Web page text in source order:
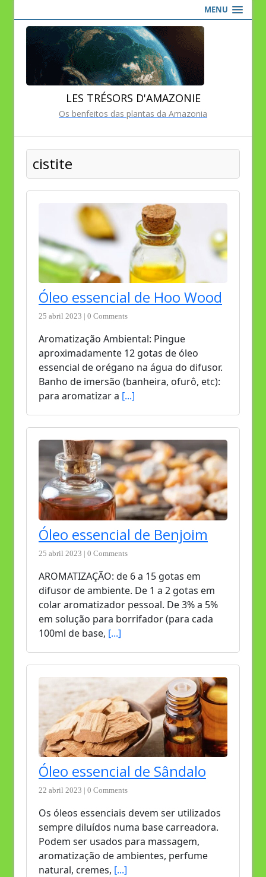
MENU
LES TRÉSORS D'AMAZONIE
Os benfeitos das plantas da Amazonia
cistite
Óleo essencial de Hoo Wood
25 abril 2023 | 0 Comments
Aromatização Ambiental: Pingue
aproximadamente 12 gotas de óleo
essencial de orégano na água do difusor.
Banho de imersão (banheira, ofurô, etc):
para aromatizar a [...]
Óleo essencial de Benjoim
25 abril 2023 | 0 Comments
AROMATIZAÇÃO: de 6 a 15 gotas em
difusor de ambiente. De 1 a 2 gotas em
colar aromatizador pessoal. De 3% a 5%
em solução para borrifador (para cada
100ml de base, [...]
Óleo essencial de Sândalo
22 abril 2023 | 0 Comments
Os óleos essenciais devem ser utilizados
sempre diluídos numa base carreadora.
Podem ser usados para massagem,
aromatização de ambientes, perfume
natural, cremes, [...]